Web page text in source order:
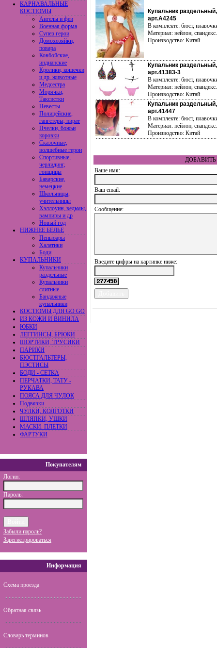
КАРНАВАЛЬНЫЕ
КОСТЮМЫ
Ангелы и феи
Военная форма
Супер герои
Домохозяйки,
повара
Ковбойские,
индианские
Кролики, кошечки
и др. животные
Медсестра
Морячки,
Таксистки
Невесты
Полицейские,
гангстеры, пират
Пчелки, божьи
коровки
Сказочные,
волшебные герои
Спортивные,
черлидинг,
гонщицы
Баварские,
немецкие
Школьницы,
учительницы
Хэллоуин, ведьмы,
вампиры и др
Новый год
НИЖНЕЕ БЕЛЬЕ
Пеньюары
Халатики
Боди
КУПАЛЬНИКИ
Купальники
раздельные
Купальники
слитные
Бандажные
купальники
КОСТЮМЫ ДЛЯ GO GO
ИЗ КОЖИ И ВИНИЛА
ЮБКИ
ЛЕГГИНСЫ, БРЮКИ
ШОРТИКИ, ТРУСИКИ
ПАРИКИ
БЮСТГАЛЬТЕРЫ,
ПЭСТИСЫ
БОДИ - СЕТКА
ПЕРЧАТКИ, ТАТУ -
РУКАВА
ПОЯСА ДЛЯ ЧУЛОК
Подвязки
ЧУЛКИ, КОЛГОТКИ
ШЛЯПКИ, УШКИ
МАСКИ. ПЛЕТКИ
ФАРТУКИ
Покупателям
Логин:
Пароль:
Забыли пароль?
Зарегистрироваться
Информация
Схема проезда
Обратная связь
Словарь терминов
Купальник раздельный,
арт.A4245
В комплекте: бюст,
Материал: нейлон, спандекс.
Производство: Китай
Купальник раздельный,
арт.41383-3
В комплекте: бюст,
Материал: нейлон, спандекс.
Производство: Китай
Купальник раздельный,
арт.41447
В комплекте: бюст,
Материал: нейлон, спандекс.
Производство: Китай
ДОБАВИТЬ
Ваше имя:
Ваш еmail:
Сообщение:
Введите цифры на картинке ниже: